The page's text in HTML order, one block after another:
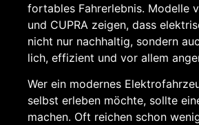
for­ta­bles Fahr­erleb­nis. Model­le
und CUP­RA zei­gen, dass
nicht nur nach­hal­tig, son­dern
lich, effi­zi­ent und vor allem
Wer ein moder­nes
selbst erle­ben möch­te, soll­te
machen. Oft rei­chen schon